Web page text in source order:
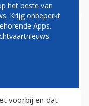
voorbij en dat
het beste van
Krijg onbeperkt
Apps.